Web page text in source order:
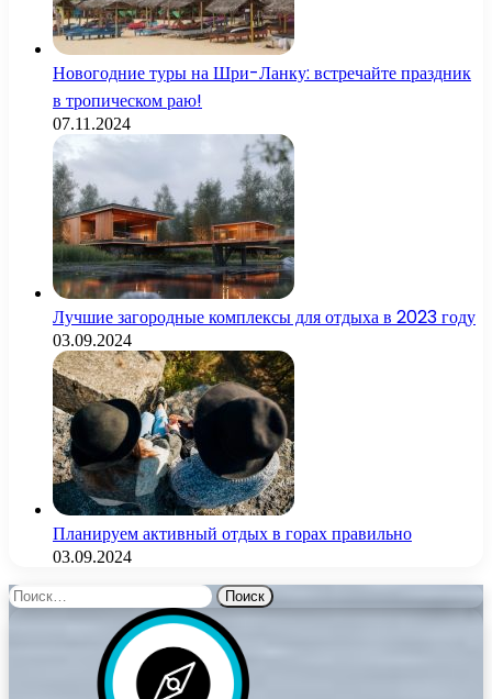
Новогодние туры на Шри-Ланку: встречайте праздник
в тропическом раю!
07.11.2024
Лучшие загородные комплексы для отдыха в 2023 году
03.09.2024
Планируем активный отдых в горах правильно
03.09.2024
Найти: